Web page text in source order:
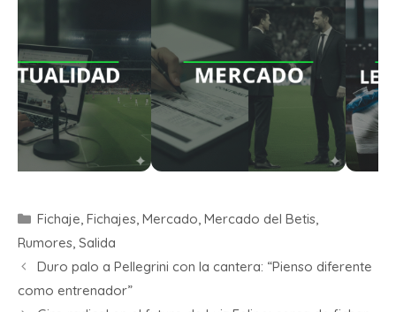
Fichaje, Fichajes, Mercado, Mercado del Betis,
Rumores, Salida
Duro palo a Pellegrini con la cantera: “Pienso diferente
como entrenador”